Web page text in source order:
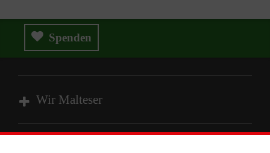
Spenden
Wir Malteser